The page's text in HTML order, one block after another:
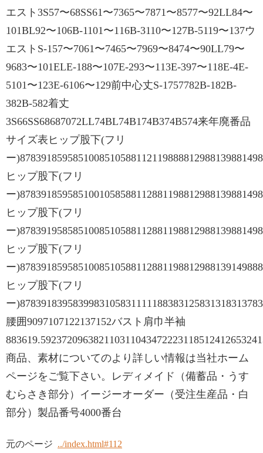
エスト3S57〜68SS61〜7365〜7871〜8577〜92LL84〜
101BL92〜106B-1101〜116B-3110〜127B-5119〜137ウ
エストS-157〜7061〜7465〜7969〜8474〜90LL79〜
9683〜101ELE-188〜107E-293〜113E-397〜118E-4E-
5101〜123E-6106〜129前中心丈S-1757782B-182B-
382B-582着丈
3S66SS68687072LL74BL74B174B374B574来年廃番品
サイズ表ヒップ股下(フリ
ー
ヒップ股下(フリ
ー
ヒップ股下(フリ
ー
ヒップ股下(フリ
ー
ヒップ股下(フリ
ー
腰囲9097107122137152バスト肩巾半袖
商品、素材についてのより詳しい情報は当社ホーム
ページをご覧下さい。レディメイド（備蓄品・うす
むらさき部分）イージーオーダー（受注生産品・白
部分）製品番号4000番台
元のページ ../index.html#112